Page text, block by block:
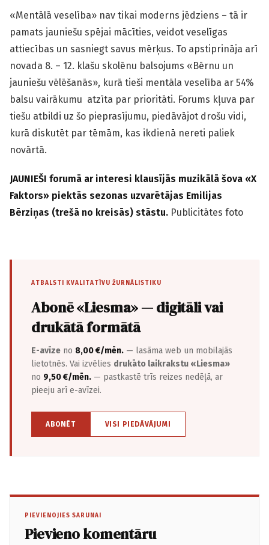
«Mentālā veselība» nav tikai moderns jēdziens – tā ir
pamats jauniešu spējai mācīties, veidot veselīgas
attiecības un sasniegt savus mērķus. To apstiprināja arī
novada 8. – 12. klašu skolēnu balsojums «Bērnu un
jauniešu vēlēšanās», kurā tieši mentāla veselība ar 54%
balsu vairākumu atzīta par prioritāti. Forums kļuva par
tiešu atbildi uz šo pieprasījumu, piedāvājot drošu vidi,
kurā diskutēt par tēmām, kas ikdienā nereti paliek
novārtā.
JAUNIEŠI forumā ar interesi klausījās muzikālā šova «X
Faktors» piektās sezonas uzvarētājas Emilijas
Bērziņas (trešā no kreisās) stāstu. Publicitātes foto
ATBALSTI KVALITATĪVU ŽURNĀLISTIKU
Abonē «Liesma» — digitāli vai
drukātā formātā
E-avīze no 8,00 €/mēn. — lasāma web un mobilajās
lietotnēs. Vai izvēlies drukāto laikrakstu «Liesma»
no 9,50 €/mēn. — pastkastē trīs reizes nedēļā, ar
pieeju arī e-avīzei.
ABONĒT VISI PIEDĀVĀJUMI
PIEVIENOJIES SARUNAI
Pievieno komentāru